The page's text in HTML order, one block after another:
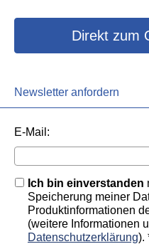
Direkt zum
Newsletter anfordern
E-Mail:
Ich bin einverstanden
Speicherung meiner
Produktinformationen
(weitere Informationen
Datenschutzerklärung).